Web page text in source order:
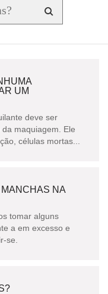
UM
deve ser
maquiagem. Ele
células mortas...
NA
tomar alguns
a em excesso e
se.